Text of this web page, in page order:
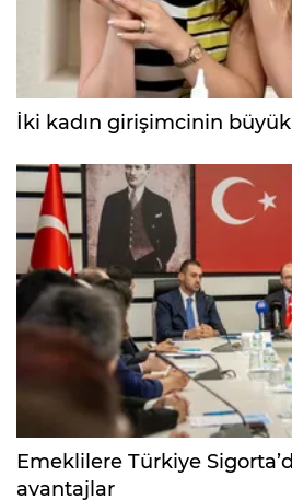
İki kadın girişimcinin
Emeklilere Türkiye
avantajlar